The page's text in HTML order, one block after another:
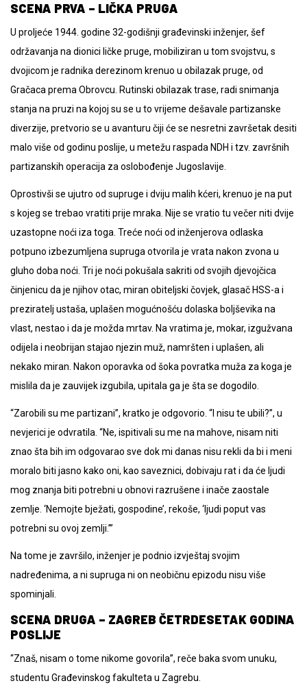
SCENA PRVA – LIČKA PRUGA
U proljeće 1944. godine 32-godišnji građevinski inženjer, šef
održavanja na dionici ličke pruge, mobiliziran u tom svojstvu, s
dvojicom je radnika derezinom krenuo u obilazak pruge, od
Gračaca prema Obrovcu. Rutinski obilazak trase, radi snimanja
stanja na pruzi na kojoj su se u to vrijeme dešavale partizanske
diverzije, pretvorio se u avanturu čiji će se nesretni završetak desiti
malo više od godinu poslije, u metežu raspada NDH i tzv. završnih
partizanskih operacija za oslobođenje Jugoslavije.
Oprostivši se ujutro od supruge i dviju malih kćeri, krenuo je na put
s kojeg se trebao vratiti prije mraka. Nije se vratio tu večer niti dvije
uzastopne noći iza toga. Treće noći od inženjerova odlaska
potpuno izbezumljena supruga otvorila je vrata nakon zvona u
gluho doba noći. Tri je noći pokušala sakriti od svojih djevojčica
činjenicu da je njihov otac, miran obiteljski čovjek, glasač HSS-a i
preziratelj ustaša, uplašen mogućnošću dolaska boljševika na
vlast, nestao i da je možda mrtav. Na vratima je, mokar, izgužvana
odijela i neobrijan stajao njezin muž, namršten i uplašen, ali
nekako miran. Nakon oporavka od šoka povratka muža za koga je
mislila da je zauvijek izgubila, upitala ga je šta se dogodilo.
“Zarobili su me partizani”, kratko je odgovorio. “I nisu te ubili?”, u
nevjerici je odvratila. “Ne, ispitivali su me na mahove, nisam niti
znao šta bih im odgovarao sve dok mi danas nisu rekli da bi i meni
moralo biti jasno kako oni, kao saveznici, dobivaju rat i da će ljudi
mog znanja biti potrebni u obnovi razrušene i inače zaostale
zemlje. ‘Nemojte bježati, gospodine’, rekoše, ‘ljudi poput vas
potrebni su ovoj zemlji.’”
Na tome je završilo, inženjer je podnio izvještaj svojim
nadređenima, a ni supruga ni on neobičnu epizodu nisu više
spominjali.
SCENA DRUGA – ZAGREB ČETRDESETAK GODINA
POSLIJE
“Znaš, nisam o tome nikome govorila”, reče baka svom unuku,
studentu Građevinskog fakulteta u Zagrebu.